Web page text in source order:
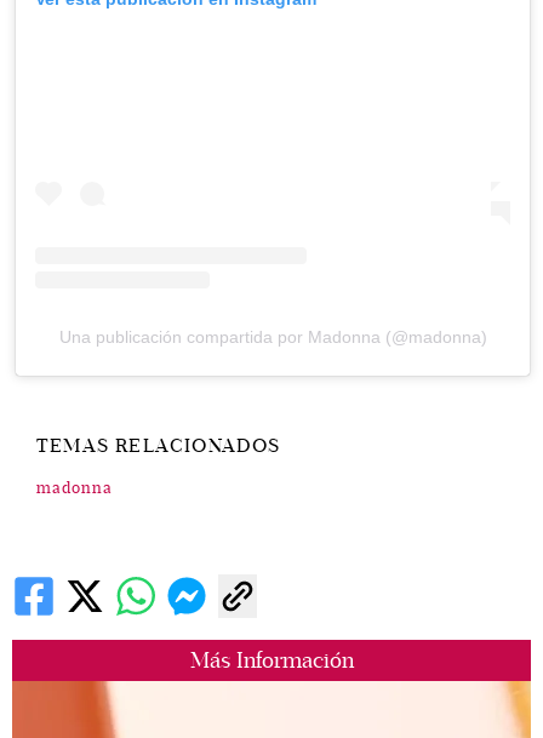
Más Información
Una publicación compartida por Madonna (@madonna)
TEMAS RELACIONADOS
madonna